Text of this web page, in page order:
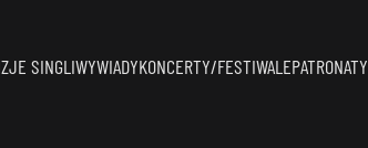
SINGLIWYWIADYKONCERTY/FESTIWALEPATRONATY